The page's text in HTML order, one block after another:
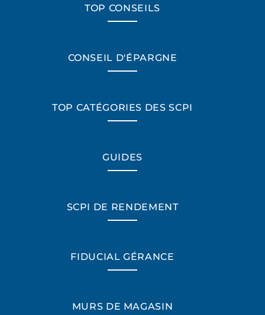
TOP CONSEILS
CONSEIL D'ÉPARGNE
TOP CATÉGORIES DES SCPI
GUIDES
SCPI DE RENDEMENT
FIDUCIAL GÉRANCE
MURS DE MAGASIN